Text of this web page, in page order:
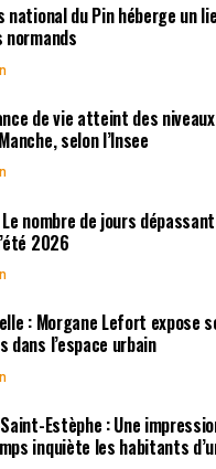
national du Pin héberge un
normands
de vie atteint des
selon l’Insee
nombre de jours
2026
: Morgane Lefort
dans l’espace urbain
Estèphe : Une
inquiète les habitants